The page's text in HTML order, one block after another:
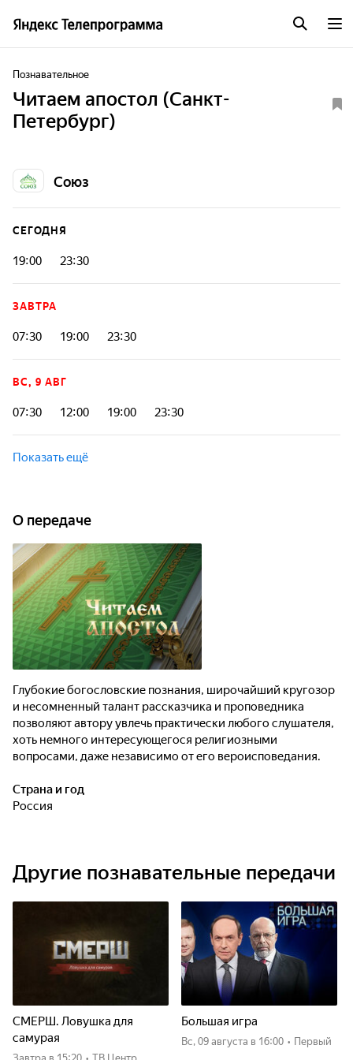
Познавательное
Читаем апостол (Санкт-
Петербург)
Союз
СЕГОДНЯ
19:00 23:30
ЗАВТРА
07:30 19:00 23:30
ВС, 9 АВГ
07:30 12:00 19:00 23:30
Показать ещё
О передаче
Глубокие богословские познания, широчайший кругозор
и несомненный талант рассказчика и проповедника
позволяют автору увлечь практически любого слушателя,
хоть немного интересующегося религиозными
вопросами, даже независимо от его вероисповедания.
Страна и год
Россия
Другие познавательные передачи
СМЕРШ. Ловушка для
самурая
Большая игра
вс, 09 августа в 16:00 • Первый